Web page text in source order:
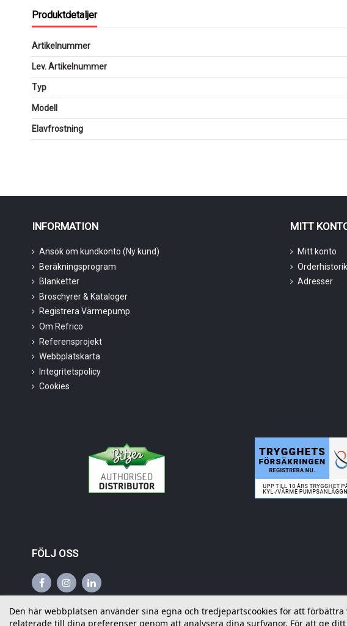
Produktdetaljer
Artikelnummer
Lev. Artikelnummer
Typ
Modell
Elavfrostning
INFORMATION
Ansök om kundkonto (Ny kund)
Beräkningsprogram
Blanketter
Broschyrer & Kataloger
Registrera Värmepump
Om Refrico
Referensprojekt
Webbplatskarta
Integritetspolicy
Cookies
MITT
Mitt konto
Orderhistorik
Adresser
Den här webbplatsen använder sina egna och tredjepartscookies för att
relaterade till dina preferenser genom att analysera dina surfvanor. För att ge
FÖLJ OSS